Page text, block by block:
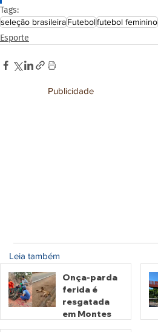
Tags:
seleção brasileiraFutebolfutebol feminino
Esporte
Publicidade
Leia também
Onça-parda
ferida é
resgatada
em Montes